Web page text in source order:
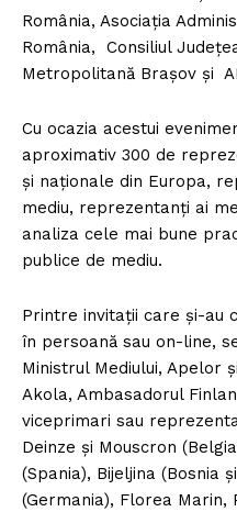
România, Asociația
România, Consiliul
Metropolitană Brașov și
Cu ocazia acestui
aproximativ 300 de
și naționale din Europa,
mediu, reprezentanți ai
analiza cele mai bune
publice de mediu.
Printre invitații care și-au
în persoană sau on-line,
Ministrul Mediului, Apelor
Akola, Ambasadorul
viceprimari sau
Deinze și Mouscron
(Spania), Bijeljina (Bosnia
(Germania), Florea Marin,